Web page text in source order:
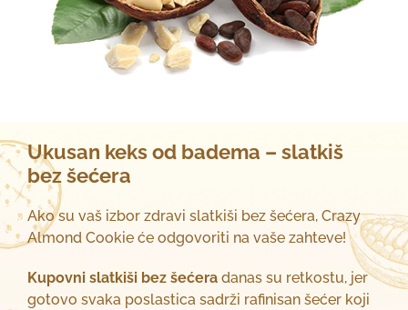
Ukusan keks od badema – slatkiš
bez šećera
Ako su vaš izbor zdravi slatkiši bez šećera, Crazy
Almond Cookie će odgovoriti na vaše zahteve!
Kupovni slatkiši bez šećera danas su retkostu, jer
gotovo svaka poslastica sadrži rafinisan šećer koji